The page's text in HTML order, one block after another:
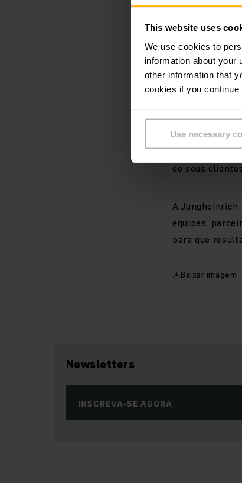
This website uses
We use cookies to
information about your
other information that
cookies if you
Use necessary
A premiação
critérios como
ESG
empresas
O
entrega de
de seus
A Jungheinrich
equipes,
para que
Baixar imagem
Newsletters
INSCREVA-SE AGORA